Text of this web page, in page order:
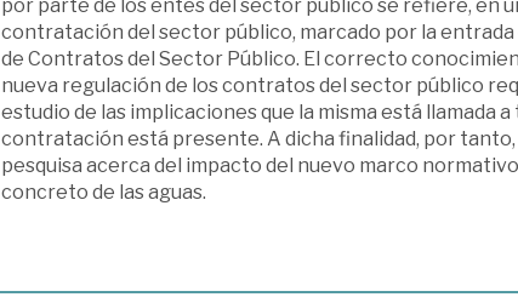
por parte de los entes del sector público se refiere, en
contratación del sector público, marcado por la entrada
de Contratos del Sector Público. El correcto
nueva regulación de los contratos del sector público
estudio de las implicaciones que la misma está llamada
contratación está presente. A dicha finalidad, por
pesquisa acerca del impacto del nuevo marco
concreto de las aguas.